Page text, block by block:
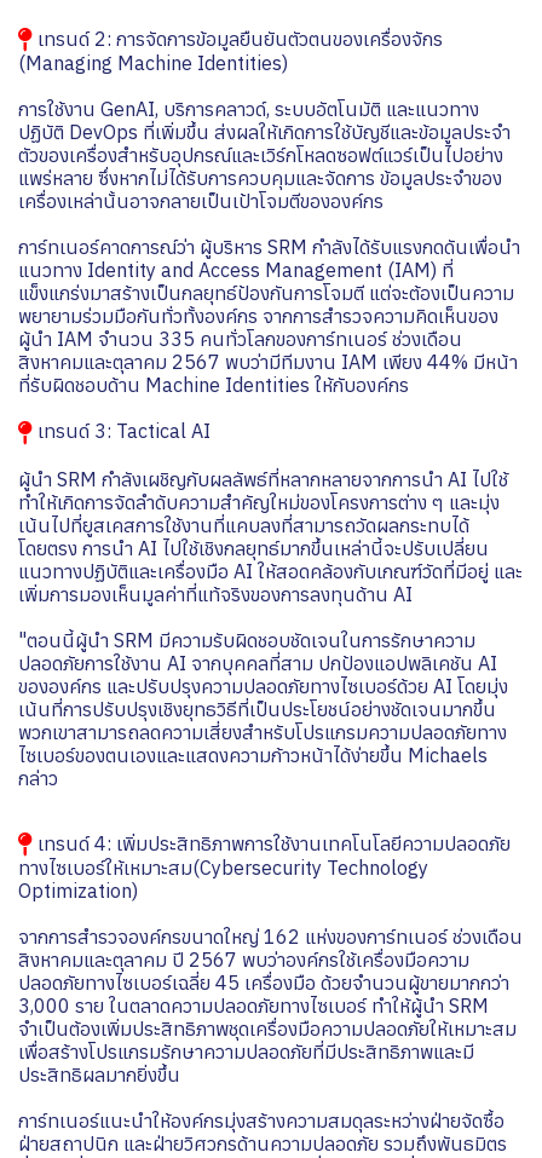
เทรนด์ 2: การจัดการข้อมูลยืนยันตัวตนของเครื่องจักร
(Managing Machine Identities)
การใช้งาน GenAI, บริการคลาวด์, ระบบอัตโนมัติ และแนวทาง
ปฏิบัติ DevOps ที่เพิ่มขึ้น ส่งผลให้เกิดการใช้บัญชีและข้อมูลประจำ
ตัวของเครื่องสำหรับอุปกรณ์และเวิร์กโหลดซอฟต์แวร์เป็นไปอย่าง
แพร่หลาย ซึ่งหากไม่ได้รับการควบคุมและจัดการ ข้อมูลประจำของ
เครื่องเหล่านั้นอาจกลายเป็นเป้าโจมตีขององค์กร
การ์ทเนอร์คาดการณ์ว่า ผู้บริหาร SRM กำลังได้รับแรงกดดันเพื่อนำ
แนวทาง Identity and Access Management (IAM) ที่
แข็งแกร่งมาสร้างเป็นกลยุทธ์ป้องกันการโจมตี แต่จะต้องเป็นความ
พยายามร่วมมือกันทั่วทั้งองค์กร จากการสำรวจความคิดเห็นของ
ผู้นำ IAM จำนวน 335 คนทั่วโลกของการ์ทเนอร์ ช่วงเดือน
สิงหาคมและตุลาคม 2567 พบว่ามีทีมงาน IAM เพียง 44% มีหน้า
ที่รับผิดชอบด้าน Machine Identities ให้กับองค์กร
เทรนด์ 3: Tactical AI
ผู้นำ SRM กำลังเผชิญกับผลลัพธ์ที่หลากหลายจากการนำ AI ไปใช้
ทำให้เกิดการจัดลำดับความสำคัญใหม่ของโครงการต่าง ๆ และมุ่ง
เน้นไปที่ยูสเคสการใช้งานที่แคบลงที่สามารถวัดผลกระทบได้
โดยตรง การนำ AI ไปใช้เชิงกลยุทธ์มากขึ้นเหล่านี้จะปรับเปลี่ยน
แนวทางปฏิบัติและเครื่องมือ AI ให้สอดคล้องกับเกณฑ์วัดที่มีอยู่ และ
เพิ่มการมองเห็นมูลค่าที่แท้จริงของการลงทุนด้าน AI
"ตอนนี้ผู้นำ SRM มีความรับผิดชอบชัดเจนในการรักษาความ
ปลอดภัยการใช้งาน AI จากบุคคลที่สาม ปกป้องแอปพลิเคชัน AI
ขององค์กร และปรับปรุงความปลอดภัยทางไซเบอร์ด้วย AI โดยมุ่ง
เน้นที่การปรับปรุงเชิงยุทธวิธีที่เป็นประโยชน์อย่างชัดเจนมากขึ้น
พวกเขาสามารถลดความเสี่ยงสำหรับโปรแกรมความปลอดภัยทาง
ไซเบอร์ของตนเองและแสดงความก้าวหน้าได้ง่ายขึ้น Michaels
กล่าว
เทรนด์ 4: เพิ่มประสิทธิภาพการใช้งานเทคโนโลยีความปลอดภัย
ทางไซเบอร์ให้เหมาะสม(Cybersecurity Technology
Optimization)
จากการสำรวจองค์กรขนาดใหญ่ 162 แห่งของการ์ทเนอร์ ช่วงเดือน
สิงหาคมและตุลาคม ปี 2567 พบว่าองค์กรใช้เครื่องมือความ
ปลอดภัยทางไซเบอร์เฉลี่ย 45 เครื่องมือ ด้วยจำนวนผู้ขายมากกว่า
3,000 ราย ในตลาดความปลอดภัยทางไซเบอร์ ทำให้ผู้นำ SRM
จำเป็นต้องเพิ่มประสิทธิภาพชุดเครื่องมือความปลอดภัยให้เหมาะสม
เพื่อสร้างโปรแกรมรักษาความปลอดภัยที่มีประสิทธิภาพและมี
ประสิทธิผลมากยิ่งขึ้น
การ์ทเนอร์แนะนำให้องค์กรมุ่งสร้างความสมดุลระหว่างฝ่ายจัดซื้อ
ฝ่ายสถาปนิก และฝ่ายวิศวกรด้านความปลอดภัย รวมถึงพันธมิตร